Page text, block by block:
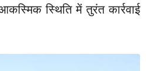
स्थिति में तुरंत कार्रवाई